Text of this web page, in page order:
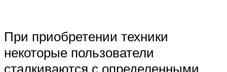
При приобретении техники
некоторые пользователи
сталкиваются с определенными